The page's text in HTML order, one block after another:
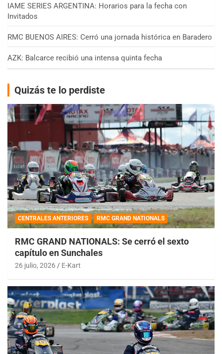
IAME SERIES ARGENTINA: Horarios para la fecha con
Invitados
RMC BUENOS AIRES: Cerró una jornada histórica en Baradero
AZK: Balcarce recibió una intensa quinta fecha
Quizás te lo perdiste
CENTRALES ANTERIORES RMC GRAND NATIONALS
RMC GRAND NATIONALS: Se cerró el sexto
capítulo en Sunchales
26 julio, 2026 E-Kart